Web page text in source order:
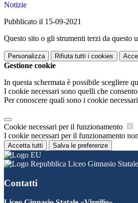
Notizie
Pubblicato il 15-09-2021
Questo sito o gli strumenti terzi da questo
Personalizza Rifiuta tutti i cookies
Gestione cookie
In questa schermata è possibile scegliere
I cookie necessari sono quelli che
Per conoscere quali sono i cookie
Cookie necessari per il funzionamento
I cookie necessari per il funzionamento
Accetta tutti Salva le preferenze
Liceo Ginnasio
Contatti